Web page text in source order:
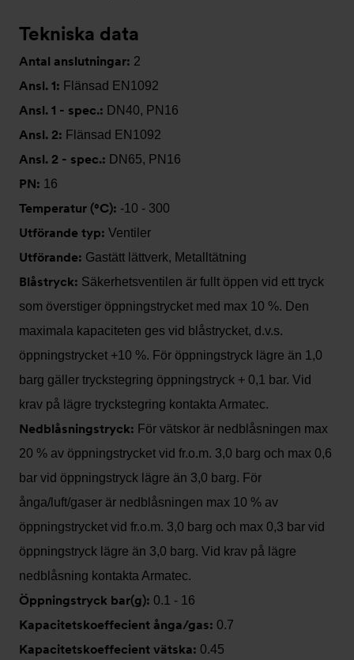
Tekniska data
Antal anslutningar: 2
Ansl. 1: Flänsad EN1092
Ansl. 1 - spec.: DN40, PN16
Ansl. 2: Flänsad EN1092
Ansl. 2 - spec.: DN65, PN16
PN: 16
Temperatur (°C): -10 - 300
Utförande typ: Ventiler
Utförande: Gastätt lättverk, Metalltätning
Blåstryck: Säkerhetsventilen är fullt öppen vid ett tryck
som överstiger öppningstrycket med max 10 %. Den
maximala kapaciteten ges vid blåstrycket, d.v.s.
öppningstrycket +10 %. För öppningstryck lägre än 1,0
barg gäller tryckstegring öppningstryck + 0,1 bar. Vid
krav på lägre tryckstegring kontakta Armatec.
Nedblåsningstryck: För vätskor är nedblåsningen max
20 % av öppningstrycket vid fr.o.m. 3,0 barg och max 0,6
bar vid öppningstryck lägre än 3,0 barg. För
ånga/luft/gaser är nedblåsningen max 10 % av
öppningstrycket vid fr.o.m. 3,0 barg och max 0,3 bar vid
öppningstryck lägre än 3,0 barg. Vid krav på lägre
nedblåsning kontakta Armatec.
Öppningstryck bar(g): 0.1 - 16
Kapacitetskoeffecient ånga/gas: 0.7
Kapacitetskoeffecient vätska: 0.45